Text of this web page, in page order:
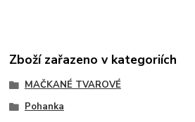
Zboží zařazeno v kategoriích
MAČKANÉ TVAROVÉ
Pohanka